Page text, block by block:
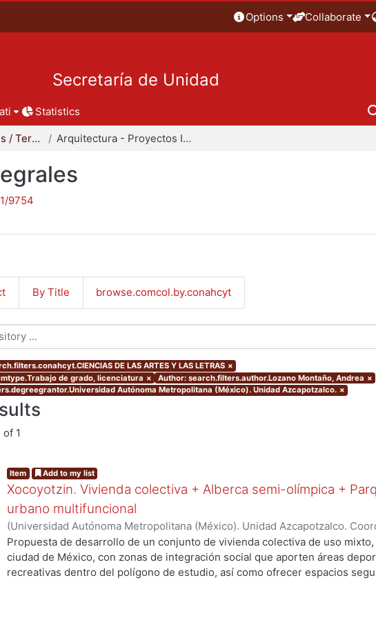
Options Collaborate
Secretaría de Unidad
Statistics
Proyectos Integrales / Terminales - Licenciatura Arquitectura - Proyectos Integrales
9754
By Title browse.comcol.by.conahcyt
DE LAS ARTES Y LAS LETRAS ×
de grado, licenciatura × Author: search.filters.author.Lozano Montaño, Andrea ×
Autónoma Metropolitana (México). Unidad Azcapotzalco. ×
of 1
Item Add to my list
Xocoyotzin. Vivienda colectiva + Alberca semi-olímpica +
urbano multifuncional
(Universidad Autónoma Metropolitana (México). Unidad Azcapotzalco.
de Servicios de Información.,2023-10)Lozano Montaño, Andrea
Propuesta de desarrollo de un conjunto de vivienda colectiva de uso mixto,
ciudad de México, con zonas de integración social que aporten áreas
recreativas dentro del polígono de estudio, así como ofrecer espacios